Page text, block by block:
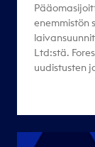
enemmistön
Ltd:stä.
uudistusten